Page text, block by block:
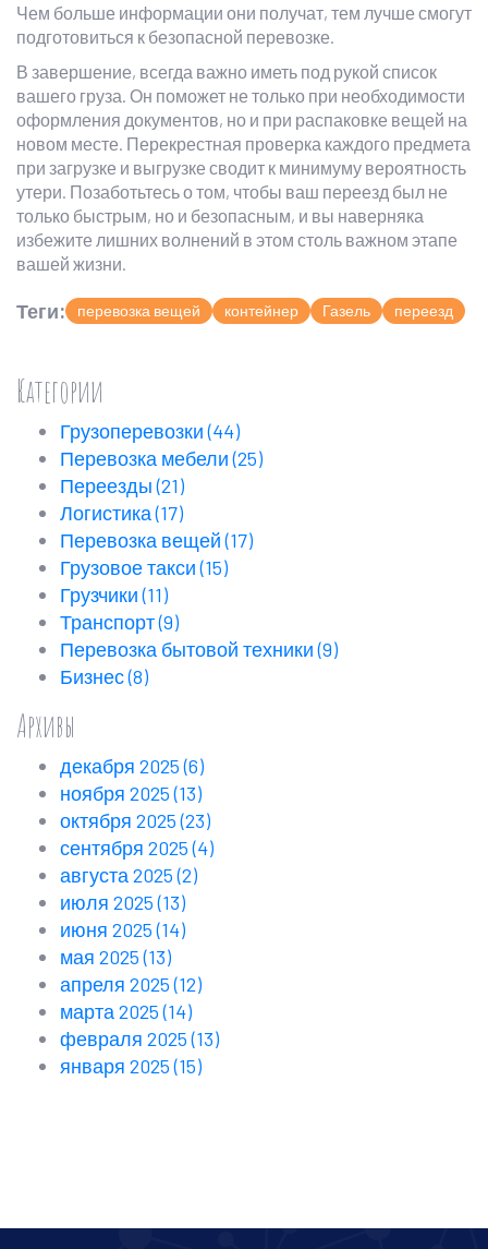
Чем больше информации они получат, тем лучше смогут
подготовиться к безопасной перевозке.
В завершение, всегда важно иметь под рукой список
вашего груза. Он поможет не только при необходимости
оформления документов, но и при распаковке вещей на
новом месте. Перекрестная проверка каждого предмета
при загрузке и выгрузке сводит к минимуму вероятность
утери. Позаботьтесь о том, чтобы ваш переезд был не
только быстрым, но и безопасным, и вы наверняка
избежите лишних волнений в этом столь важном этапе
вашей жизни.
Теги: перевозка вещей контейнер Газель переезд
Категории
Грузоперевозки(44)
Перевозка мебели(25)
Переезды(21)
Логистика(17)
Перевозка вещей(17)
Грузовое такси(15)
Грузчики(11)
Транспорт(9)
Перевозка бытовой техники(9)
Бизнес(8)
Архивы
декабря 2025(6)
ноября 2025(13)
октября 2025(23)
сентября 2025(4)
августа 2025(2)
июля 2025(13)
июня 2025(14)
мая 2025(13)
апреля 2025(12)
марта 2025(14)
февраля 2025(13)
января 2025(15)